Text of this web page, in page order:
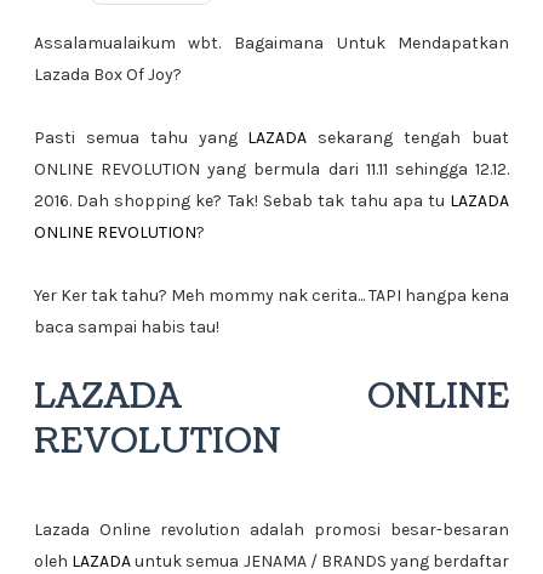
Assalamualaikum wbt. Bagaimana Untuk Mendapatkan
Lazada Box Of Joy?
Pasti semua tahu yang LAZADA sekarang tengah buat
ONLINE REVOLUTION yang bermula dari 11.11 sehingga 12.12.
2016. Dah shopping ke? Tak! Sebab tak tahu apa tu LAZADA
ONLINE REVOLUTION?
Yer Ker tak tahu? Meh mommy nak cerita... TAPI hangpa kena
baca sampai habis tau!
LAZADA ONLINE
REVOLUTION
Lazada Online revolution adalah promosi besar-besaran
oleh LAZADAuntuk semua JENAMA / BRANDS yang berdaftar